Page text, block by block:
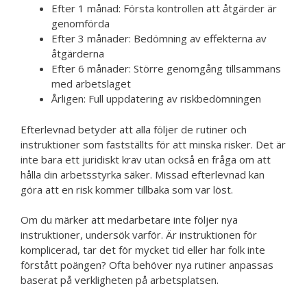
Efter 1 månad: Första kontrollen att åtgärder är
genomförda
Efter 3 månader: Bedömning av effekterna av
åtgärderna
Efter 6 månader: Större genomgång tillsammans
med arbetslaget
Årligen: Full uppdatering av riskbedömningen
Efterlevnad betyder att alla följer de rutiner och
instruktioner som fastställts för att minska risker. Det är
inte bara ett juridiskt krav utan också en fråga om att
hålla din arbetsstyrka säker. Missad efterlevnad kan
göra att en risk kommer tillbaka som var löst.
Om du märker att medarbetare inte följer nya
instruktioner, undersök varför. Är instruktionen för
komplicerad, tar det för mycket tid eller har folk inte
förstått poängen? Ofta behöver nya rutiner anpassas
baserat på verkligheten på arbetsplatsen.